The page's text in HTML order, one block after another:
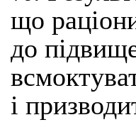
що
до
і